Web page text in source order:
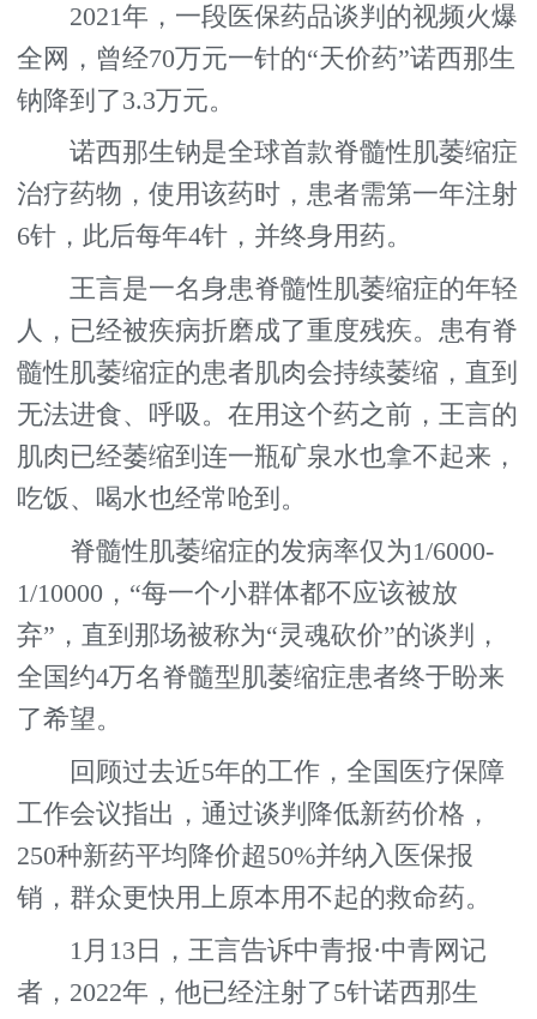
2021年，一段医保药品谈判的视频火爆
全网，曾经70万元一针的“天价药”诺西那生
钠降到了3.3万元。
诺西那生钠是全球首款脊髓性肌萎缩症
治疗药物，使用该药时，患者需第一年注射
6针，此后每年4针，并终身用药。
王言是一名身患脊髓性肌萎缩症的年轻
人，已经被疾病折磨成了重度残疾。患有脊
髓性肌萎缩症的患者肌肉会持续萎缩，直到
无法进食、呼吸。在用这个药之前，王言的
肌肉已经萎缩到连一瓶矿泉水也拿不起来，
吃饭、喝水也经常呛到。
脊髓性肌萎缩症的发病率仅为1/6000-
1/10000，“每一个小群体都不应该被放
弃”，直到那场被称为“灵魂砍价”的谈判，
全国约4万名脊髓型肌萎缩症患者终于盼来
了希望。
回顾过去近5年的工作，全国医疗保障
工作会议指出，通过谈判降低新药价格，
250种新药平均降价超50%并纳入医保报
销，群众更快用上原本用不起的救命药。
1月13日，王言告诉中青报·中青网记
者，2022年，他已经注射了5针诺西那生